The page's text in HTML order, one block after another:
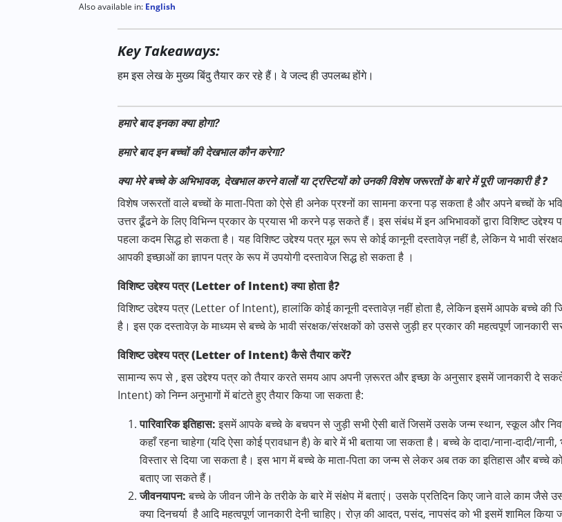
Also available in: English
Key Takeaways:
हम इस लेख के मुख्य बिंदु तैयार कर रहे हैं। वे जल्द ही उपलब्ध होंगे।
हमारे बाद इनका क्या होगा?
हमारे बाद इन बच्चों की देखभाल कौन करेगा?
क्या मेरे बच्चे के अभिभावक, देखभाल करने वालों या ट्रस्टियों को उनकी विशेष जरूरतों के बारे में पूरी जानकारी है?
विशेष जरूरतों वाले बच्चों के माता-पिता को ऐसे ही अनेक प्रश्नों का सामना करना पड़ सकता है और अपने बच्चों के
उत्तर ढूँढने के लिए विभिन्न प्रकार के प्रयास भी करने पड़ सकते हैं। इस संबंध में इन अभिभावकों द्वारा विशिष्ट
पहला कदम सिद्ध हो सकता है। यह विशिष्ट उद्देश्य पत्र मूल रूप से कोई कानूनी दस्तावेज़ नहीं है, लेकिन ये भावी
आपकी इच्छाओं का ज्ञापन पत्र के रूप में उपयोगी दस्तावेज सिद्ध हो सकता है ।
विशिष्ट उद्देश्य पत्र (Letter of Intent)क्या होता है?
विशिष्ट उद्देश्य पत्र (Letter of Intent), हालांकि कोई कानूनी दस्तावेज़ नहीं होता है, लेकिन इसमें आपके बच्चे की
है। इस एक दस्तावेज़ के माध्यम से बच्चे के भावी संरक्षक/संरक्षकों को उससे जुड़ी हर प्रकार की महत्वपूर्ण जानकारी
विशिष्ट उद्देश्य पत्र (Letter of Intent)कैसे तैयार करें?
सामान्य रूप से , इस उद्देश्य पत्र को तैयार करते समय आप अपनी ज़रूरत और इच्छा के अनुसार इसमें जानकारी दे
Intent) को निम्न अनुभागों में बांटते हुए तैयार किया जा सकता है:
पारिवारिक इतिहास:इसमें आपके बच्चे के बचपन से जुड़ी सभी ऐसी बातें जिसमें उसके जन्म स्थान, स्कूल और
कहाँ रहना चाहेगा (यदि ऐसा कोई प्रावधान है) के बारे में भी बताया जा सकता है। बच्चे के दादा/नाना-दादी/
विस्तार से दिया जा सकता है। इस भाग में बच्चे के माता-पिता का जन्म से लेकर अब तक का इतिहास और बच्चे
बताए जा सकते हैं।
जीवनयापन:बच्चे के जीवन जीने के तरीके के बारे में संक्षेप में बताएं। उसके प्रतिदिन किए जाने वाले काम
क्या दिनचर्या है आदि महत्वपूर्ण जानकारी देनी चाहिए। रोज़ की आदत, पसंद, नापसंद को भी इसमें शामिल किया